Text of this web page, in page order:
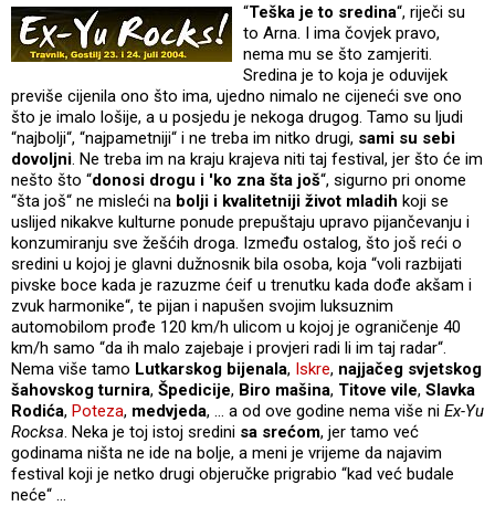
“Teška je to sredina“, riječi su
to Arna. I ima čovjek pravo,
nema mu se što zamjeriti.
Sredina je to koja je oduvijek
previše cijenila ono što ima, ujedno nimalo ne cijeneći sve ono
što je imalo lošije, a u posjedu je nekoga drugog. Tamo su ljudi
“najbolji“, “najpametniji“ i ne treba im nitko drugi, sami su sebi
dovoljni. Ne treba im na kraju krajeva niti taj festival, jer što će im
nešto što “donosi drogu i 'ko zna šta još“, sigurno pri onome
“šta još“ ne misleći na bolji i kvalitetniji život mladih koji se
uslijed nikakve kulturne ponude prepuštaju upravo pijančevanju i
konzumiranju sve žešćih droga. Između ostalog, što još reći o
sredini u kojoj je glavni dužnosnik bila osoba, koja “voli razbijati
pivske boce kada je razuzme ćeif u trenutku kada dođe akšam i
zvuk harmonike“, te pijan i napušen svojim luksuznim
automobilom prođe 120 km/h ulicom u kojoj je ograničenje 40
km/h samo “da ih malo zajebaje i provjeri radi li im taj radar“.
Nema više tamo Lutkarskog bijenala, Iskre, najjačeg svjetskog
šahovskog turnira, Špedicije, Biro mašina, Titove vile, Slavka
Rodića, Poteza, medvjeda, … a od ove godine nema više ni Ex-Yu
Rocksa. Neka je toj istoj sredini sa srećom, jer tamo već
godinama ništa ne ide na bolje, a meni je vrijeme da najavim
festival koji je netko drugi objeručke prigrabio “kad već budale
neće“ …